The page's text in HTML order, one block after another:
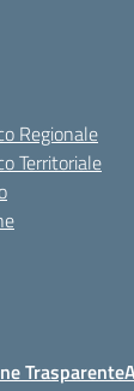
Regionale
Territoriale
Trasparente